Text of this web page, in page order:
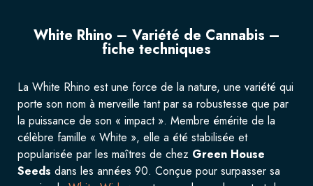
White Rhino – Variété de Cannabis –
fiche techniques
La White Rhino est une force de la nature, une variété qui
porte son nom à merveille tant par sa robustesse que par
la puissance de son « impact ». Membre émérite de la
célèbre famille « White », elle a été stabilisée et
popularisée par les maîtres de chez Green House
Seeds dans les années 90. Conçue pour surpasser sa